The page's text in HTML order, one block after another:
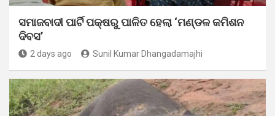
ସମାଜବାଦୀ ପାର୍ଟି ପକ୍ଷରୁ ପାଳିତ ହେଲା ‘ମଣ୍ଡଳ କମିଶନ
ଦିବସ’
2 days ago Sunil Kumar Dhangadamajhi